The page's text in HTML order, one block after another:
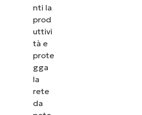
nti la
prod
uttivi
tà e
prote
gga
la
rete
da